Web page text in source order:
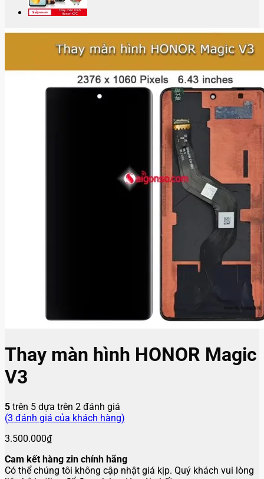
Thay màn hình HONOR Magic
V3
5 trên 5 dựa trên 2 đánh giá
(3 đánh giá của khách hàng)
3.500.000₫
Cam kết hàng zin chính hãng
Có thể chúng tôi không cập nhật giá kịp. Quý khách vui lòng